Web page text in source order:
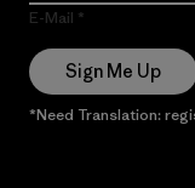
E-Mail
Sign Me Up
*Need Translation: